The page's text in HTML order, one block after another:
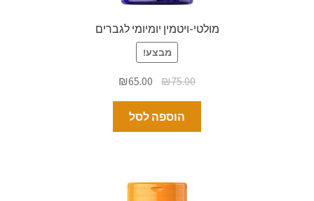
מולטי-ויטמין יומיומי לגברים
מבצע!
₪75.00
₪65.00
הוספה לסל